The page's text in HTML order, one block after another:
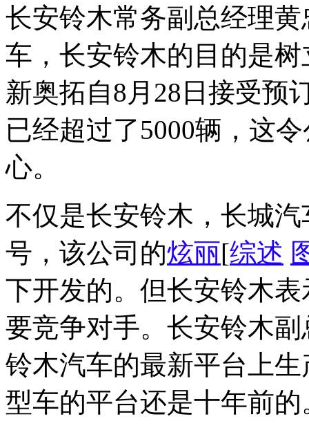
长安铃木常务副总经理
车，长安铃木的目的是
新奥拓自8月28日接受预
已经超过了5000辆，这
心。
不仅是长安铃木，长城
号，该公司的炫丽[综述
下开发的。但长安铃木
要竞争对手。长安铃木
铃木汽车的最新平台上
型车的平台还是十年前的